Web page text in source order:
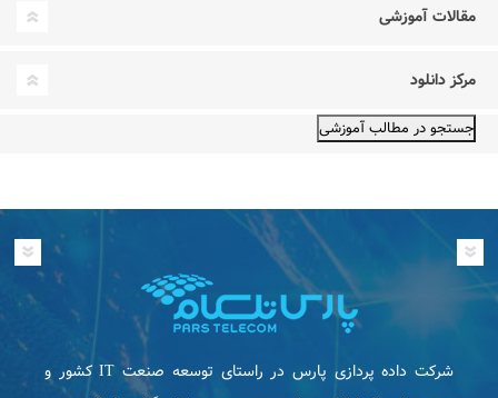
مقالات آموزشی
مرکز دانلود
شرکت داده پردازی پارس در راستای توسعه صنعت IT كشور و